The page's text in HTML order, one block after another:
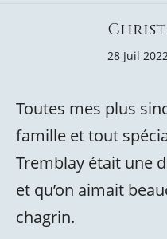
28 Juil
Toutes mes plus
famille et tout
Tremblay était une
et qu’on aimait
chagrin.